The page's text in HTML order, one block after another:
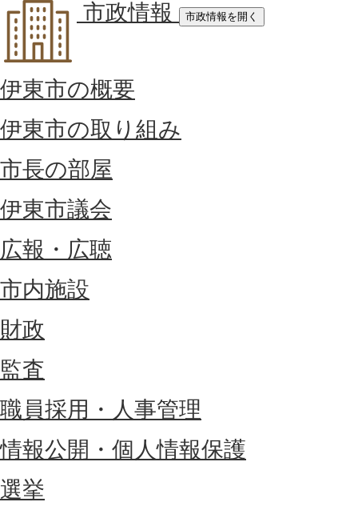
市政情報
市政情報を開く
伊東市の概要
伊東市の取り組み
市長の部屋
伊東市議会
広報・広聴
市内施設
財政
監査
職員採用・人事管理
情報公開・個人情報保護
選挙